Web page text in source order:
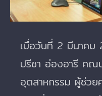
เมื่อวันที่ 2 มีนาคม
ปรีชา อ่องอารี คณ
อุตสาหกรรม ผู้ช่วย